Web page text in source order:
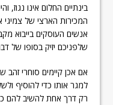
בינתיים החלום אינו נגוז,
המכירות הארצי של צמיגי
אנשים העוסקים בייבוא
שלפניכם יזיק בסופו של
אם אכן קיימים סוחרי זהב
למגר אותו כדי להוסיף
רק דרך אחת להשיב להם